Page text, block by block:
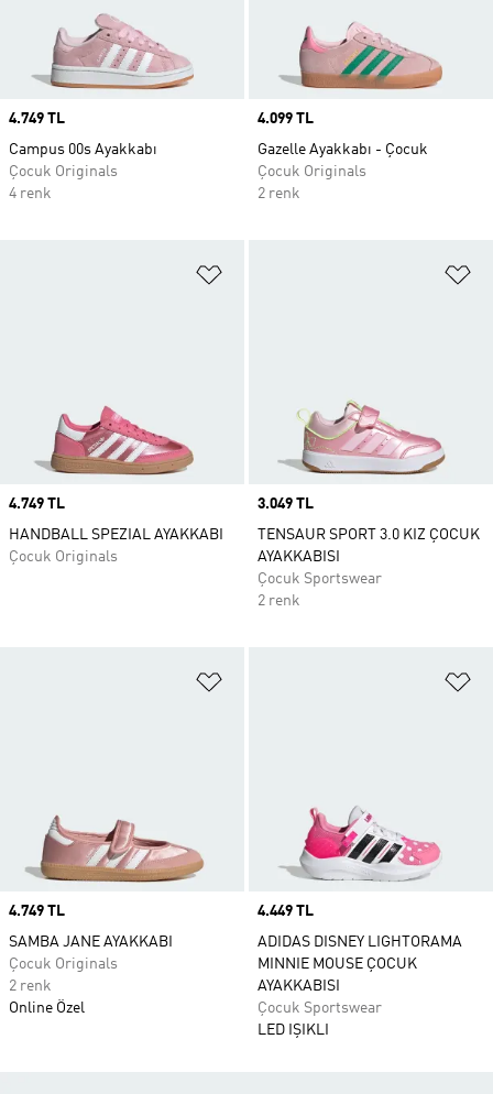
Price
4.749 TL
Campus 00s Ayakkabı
Çocuk Originals
4 renk
Price
4.099 TL
Gazelle Ayakkabı - Çocuk
Çocuk Originals
2 renk
Price
4.749 TL
HANDBALL SPEZIAL AYAKKABI
Çocuk Originals
Price
3.049 TL
TENSAUR SPORT 3.0 KIZ ÇOCUK
AYAKKABISI
Çocuk Sportswear
2 renk
Price
4.749 TL
SAMBA JANE AYAKKABI
Çocuk Originals
2 renk
Online Özel
Price
4.449 TL
ADIDAS DISNEY LIGHTORAMA
MINNIE MOUSE ÇOCUK
AYAKKABISI
Çocuk Sportswear
LED IŞIKLI